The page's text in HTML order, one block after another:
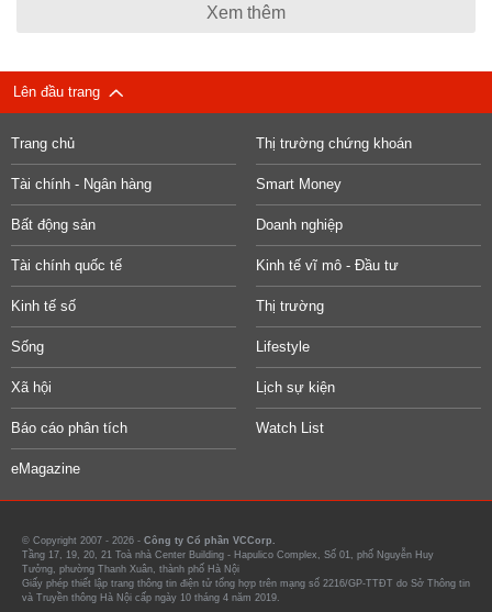
Xem thêm
Lên đầu trang
Trang chủ Thị trường chứng khoán
Tài chính - Ngân hàng Smart Money
Bất động sản Doanh nghiệp
Tài chính quốc tế Kinh tế vĩ mô - Đầu tư
Kinh tế số Thị trường
Sống Lifestyle
Xã hội Lịch sự kiện
Báo cáo phân tích Watch List
eMagazine
© Copyright 2007 - 2026 - Công ty Cổ phần VCCorp.
Tầng 17, 19, 20, 21 Toà nhà Center Building - Hapulico Complex, Số 01, phố Nguyễn Huy
Tưởng, phường Thanh Xuân, thành phố Hà Nội
Giấy phép thiết lập trang thông tin điện tử tổng hợp trên mạng số 2216/GP-TTĐT do Sở Thông tin
và Truyền thông Hà Nội cấp ngày 10 tháng 4 năm 2019.